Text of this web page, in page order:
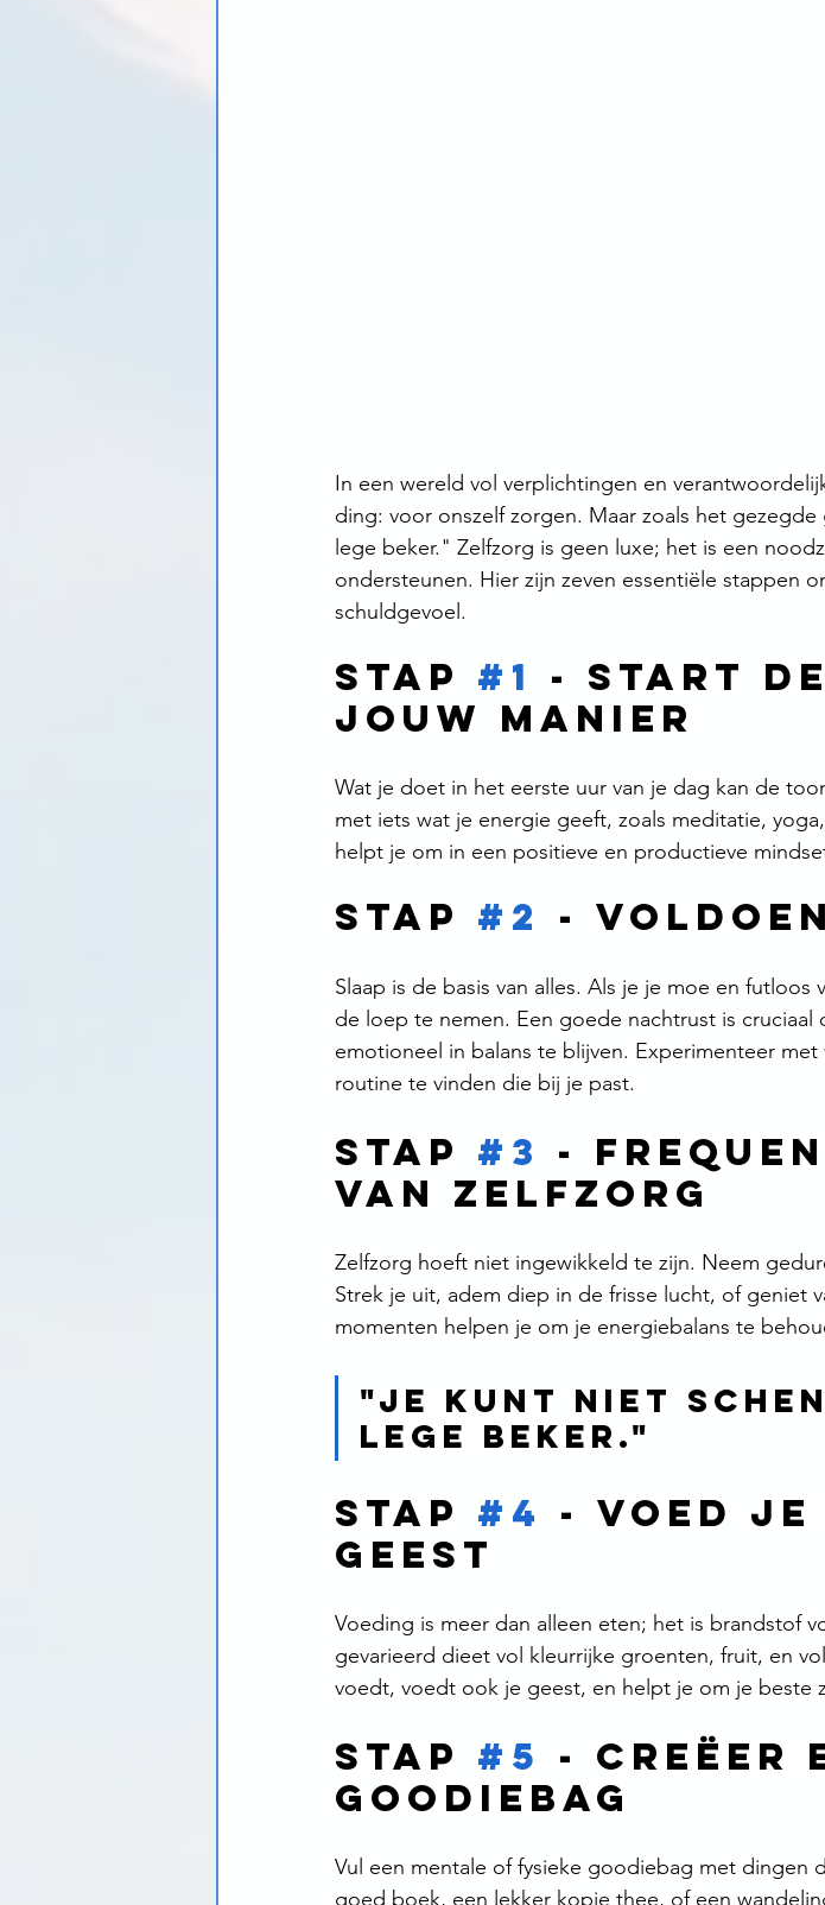
In een wereld vol verplichtingen en
ding: voor onszelf zorgen. Maar zoals het
lege beker." Zelfzorg is geen luxe; het is een
ondersteunen. Hier zijn zeven essentiële stappen
schuldgevoel.
Stap #1 - Start
Jouw Manier
Wat je doet in het eerste uur van je dag kan de
met iets wat je energie geeft, zoals meditatie,
helpt je om in een positieve en productieve
Stap #2 -
Slaap is de basis van alles. Als je je moe en
de loep te nemen. Een goede nachtrust is
emotioneel in balans te blijven. Experimenteer
routine te vinden die bij je past.
Stap #3 -
van Zelfzorg
Zelfzorg hoeft niet ingewikkeld te zijn. Neem
Strek je uit, adem diep in de frisse lucht, of geniet
momenten helpen je om je energiebalans te
"Je kunt niet
lege beker."
Stap #4 - Voed
Geest
Voeding is meer dan alleen eten; het is brandstof
gevarieerd dieet vol kleurrijke groenten, fruit, en
voedt, voedt ook je geest, en helpt je om je beste
Stap #5 - Creëer
Goodiebag
Vul een mentale of fysieke goodiebag met dingen
goed boek, een lekker kopje thee, of een